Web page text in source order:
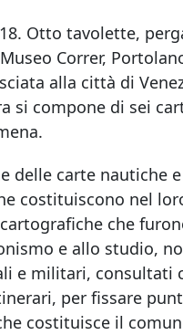
Otto tavolette,
Correr,
alla città di
si compone di sei
delle carte nautiche
costituiscono nel
che
e allo studio,
e militari, consultati
per fissare
costituisce il